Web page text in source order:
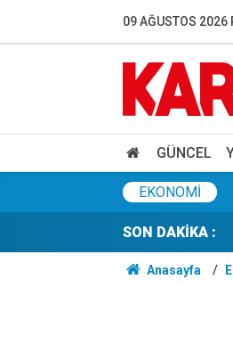
09 AĞUSTOS 2026
GÜNCEL
EKONOMI
SON DAKİKA :
Anasayfa